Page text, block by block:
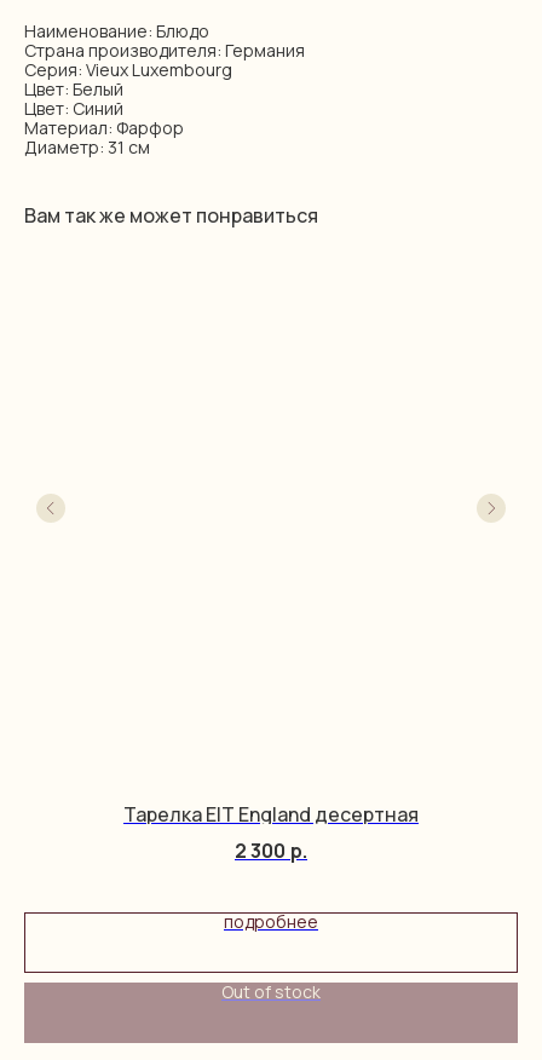
Наименование: Блюдо
Страна производителя: Германия
Серия: Vieux Luxembourg
Цвет: Белый
Цвет: Синий
Материал: Фарфор
Диаметр: 31 см
Вам так же может понравиться
Тарелка EIT England десертная
2 300 р.
подробнее
Out of stock